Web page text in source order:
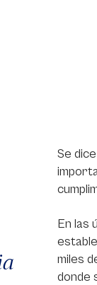
Se
En las
miles
donde